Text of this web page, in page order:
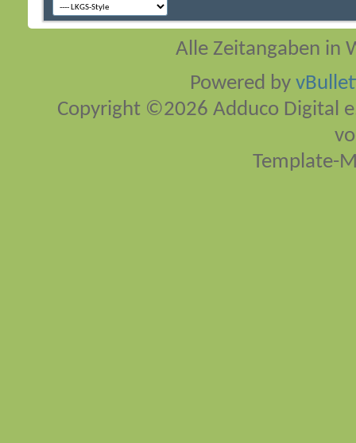
Alle Zeitangaben in
Powered by
Copyright ©2026 Adduco Digital
Template-